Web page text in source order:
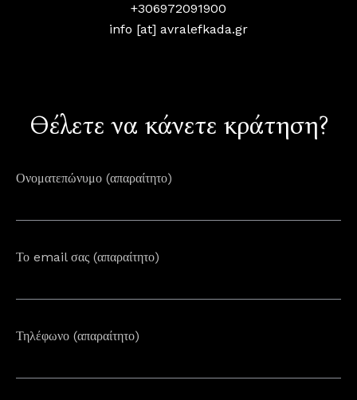
Θέλετε να κάνετε κράτηση?
Ονοματεπώνυμο (απαραίτητο)
Το email σας (απαραίτητο)
Τηλέφωνο (απαραίτητο)
+306972091900
info [at] avralefkada.gr